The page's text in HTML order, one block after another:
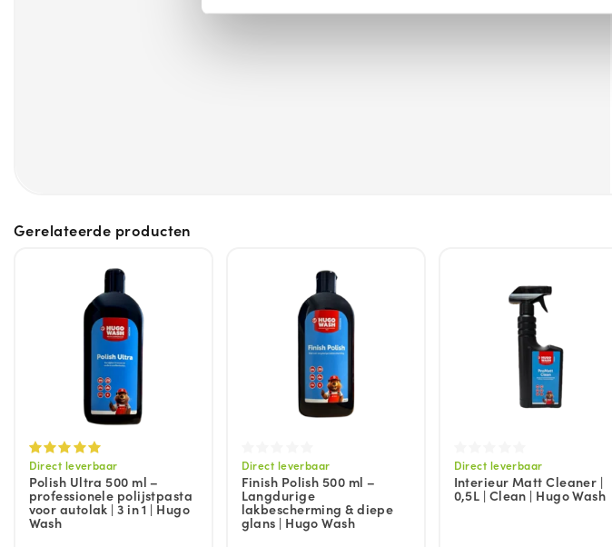
Gerelateerde producten
Direct leverbaar
Polish Ultra 500 ml –
professionele polijstpasta
voor autolak | 3 in 1 | Hugo
Wash
Direct leverbaar
Finish Polish 500 ml –
Langdurige
lakbescherming & diepe
glans | Hugo Wash
Direct leverbaar
Interieur Matt Cleaner |
0,5L | Clean | Hugo Wash